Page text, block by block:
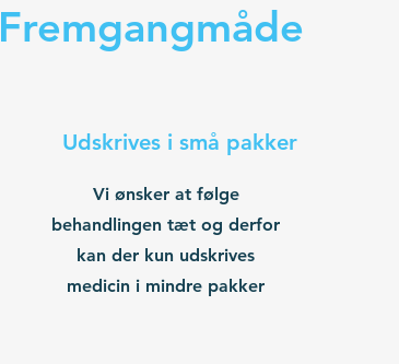
Fremgangmåde
Udskrives i små pakker
Vi ønsker at følge
behandlingen tæt og derfor
kan der kun udskrives
medicin i mindre pakker